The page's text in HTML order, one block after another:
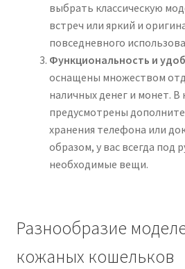
выбрать классическую
встреч или яркий и
повседневного
Функциональность и
оснащены множеством
наличных денег и монет. В
предусмотрены
хранения телефона или
образом, у вас всегда под
необходимые вещи.
Разнообразие
кожаных кошельков